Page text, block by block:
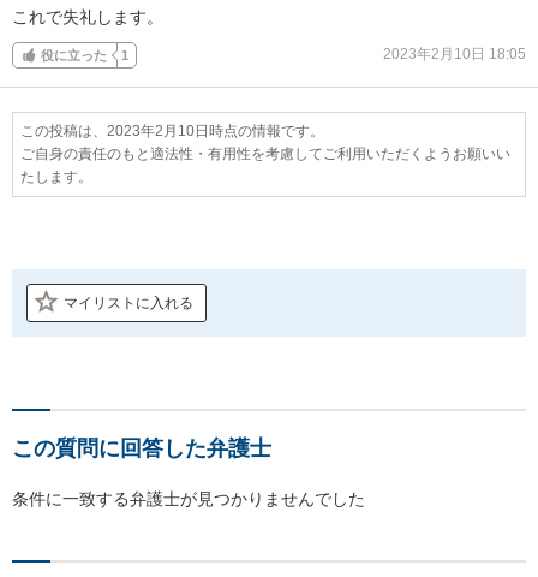
これで失礼します。
役に立った 1 2023年2月10日 18:05
この投稿は、2023年2月10日時点の情報です。
ご自身の責任のもと適法性・有用性を考慮してご利用いただくようお願いい
たします。
マイリストに入れる
この質問に回答した弁護士
条件に一致する弁護士が見つかりませんでした